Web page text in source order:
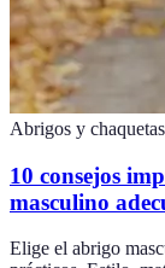
Abrigos y chaquetas
10 consejos
masculino
Elige el abrigo